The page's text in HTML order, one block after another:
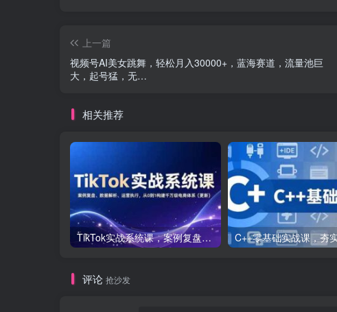
上一篇
视频号AI美女跳舞，轻松月入30000+，蓝海赛道，流量池巨
大，起号猛，无…
相关推荐
TikTok实战系统课，案例复盘、数据解析、运营执行，从0到1构建千万级电商体系（更新）
评论 抢沙发